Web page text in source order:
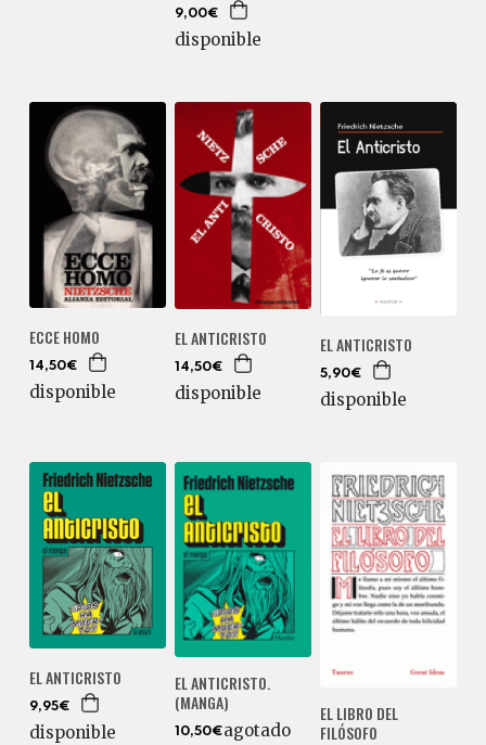
9,00€
disponible
ECCE HOMO
14,50€
disponible
EL ANTICRISTO
14,50€
disponible
EL ANTICRISTO
5,90€
disponible
EL ANTICRISTO
9,95€
disponible
EL ANTICRISTO.
(MANGA)
10,50€agotado
EL LIBRO DEL
FILÓSOFO